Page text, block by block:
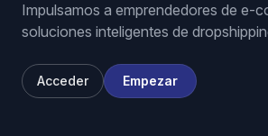
Impulsamos a emprendedores de e-
soluciones inteligentes de
Acceder Empezar